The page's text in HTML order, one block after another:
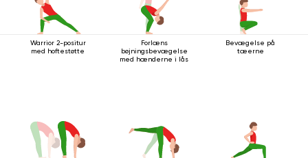
Warrior 2-positur
med hoftestøtte
Forlæns
bøjningsbevægelse
med hænderne i lås
Bevægelse på
tæerne